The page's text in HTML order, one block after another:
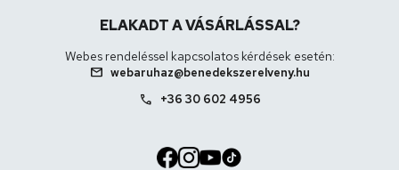
ELAKADT A VÁSÁRLÁSSAL?
Webes rendeléssel kapcsolatos kérdések esetén:
mail webaruhaz@benedekszerelveny.hu
call +36 30 602 4956